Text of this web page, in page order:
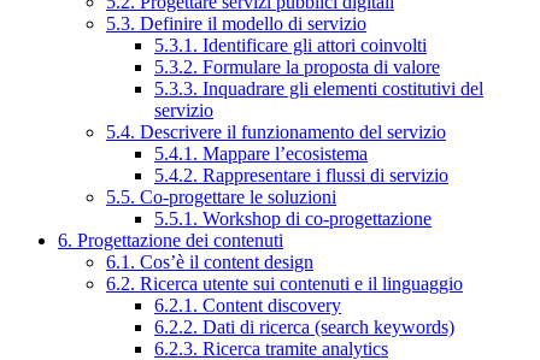
5.3. Definire il modello di servizio
5.3.1. Identificare gli attori coinvolti
5.3.2. Formulare la proposta di valore
5.3.3. Inquadrare gli elementi costitutivi del
servizio
5.4. Descrivere il funzionamento del servizio
5.4.1. Mappare l’ecosistema
5.4.2. Rappresentare i flussi di servizio
5.5. Co-progettare le soluzioni
5.5.1. Workshop di co-progettazione
6. Progettazione dei contenuti
6.1. Cos’è il content design
6.2. Ricerca utente sui contenuti e il linguaggio
6.2.1. Content discovery
6.2.2. Dati di ricerca (search keywords)
6.2.3. Ricerca tramite analytics